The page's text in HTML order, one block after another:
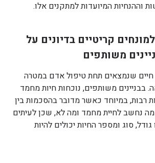
וההנחיות המיועדות למתקנים אלו.
קריטיים בדיונים על
משותפים
חיים שנמצאים תחת טיפול אדם במטרה
משותפים, נוכחות חיות מחמד
רבות, במיוחד כאשר מדובר בהסכמות בין
מה נחשב לחיית מחמד ומה לא, שכן לעיתים
סוג ומספר החיות יכולים להיות